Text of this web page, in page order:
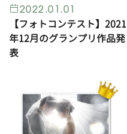
2022.01.01
【フォトコンテスト】2021
年12月のグランプリ作品発
表